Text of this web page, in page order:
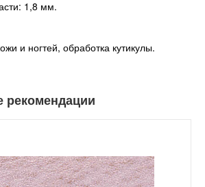
1,8 мм.
и ногтей, обработка кутикулы.
рекомендации